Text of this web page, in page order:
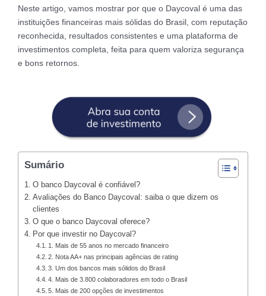
Neste artigo, vamos mostrar por que o Daycoval é uma das
instituições financeiras mais sólidas do Brasil, com reputação
reconhecida, resultados consistentes e uma plataforma de
investimentos completa, feita para quem valoriza segurança
e bons retornos.
Sumário
O banco Daycoval é confiável?
Avaliações do Banco Daycoval: saiba o que dizem os
clientes
O que o banco Daycoval oferece?
Por que investir no Daycoval?
1. Mais de 55 anos no mercado financeiro
2. Nota AA+ nas principais agências de rating
3. Um dos bancos mais sólidos do Brasil
4. Mais de 3.800 colaboradores em todo o Brasil
5. Mais de 200 opções de investimentos